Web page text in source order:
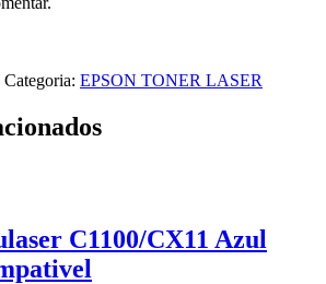
Categoria: EPSON TONER LASER
C1100/CX11 Azul